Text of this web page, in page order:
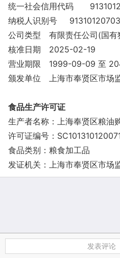
统一社会信用代码
纳税人识别号
公司类型
有限责任公司(国有
核准日期
2025-02-19
营业期限
1999-09-09 至
颁发单位
上海市奉贤区市场
食品生产许可证
生产者名称：上海奉贤区粮油
许可证编号：
食品类别：粮食加工品
发证机关：上海市奉贤区市场
发表评论